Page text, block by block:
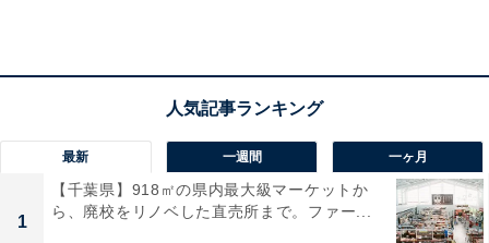
最新 一週間 一ヶ月
1
【千葉県】918㎡の県内最大級マーケットか
ら、廃校をリノベした直売所まで。ファー...